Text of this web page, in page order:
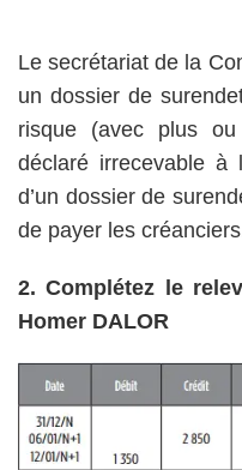
Le secrétariat de la
un dossier de
risque (avec plus
déclaré irrecevable à
d’un dossier de
de payer les
2. Complétez le
Homer DALOR